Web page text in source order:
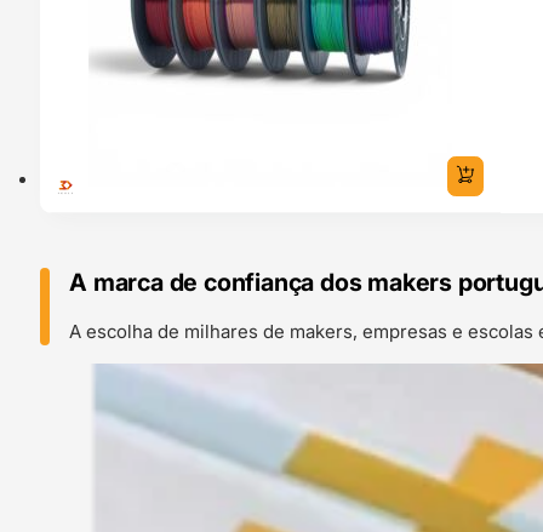
A marca de confiança dos makers
A escolha de milhares de makers, empresas e escolas